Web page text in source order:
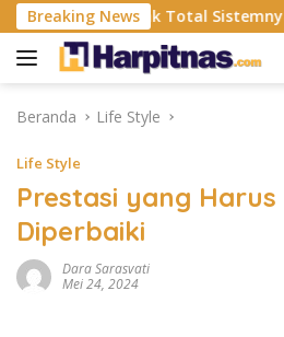
Langsung
ke
konten
Breaking News
Rombak Total Sistemnya
Beranda Life Style
Life Style
Prestasi yang Harus
Diperbaiki
Dara Sarasvati
Mei 24, 2024